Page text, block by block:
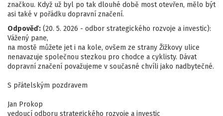
značkou. Když už byl po tak dlouhé době most otevřen, mělo být
asi také v pořádku dopravní značení.
Odpověď: (20. 5. 2026 - odbor strategického rozvoje a investic):
Vážený pane,
na mostě můžete jet i na kole, ovšem ze strany Žižkovy ulice
nenavazuje společnou stezkou pro chodce a cyklisty. Dávat
dopravní značení považujeme v současné chvíli jako nadbytečné.
S přátelským pozdravem
Jan Prokop
vedoucí odboru strategického rozvoje a investic